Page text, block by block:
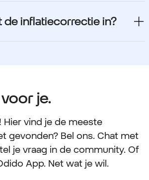
de inflatiecorrectie in?
je.
Hier vind je de meeste
gevonden? Bel ons. Chat met
je vraag in de community. Of
App. Net wat je wil.